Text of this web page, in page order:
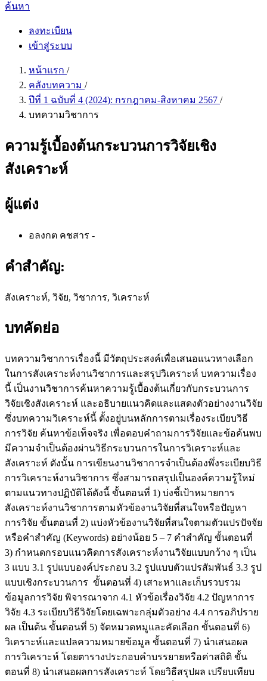
ค้นหา
ลงทะเบียน
เข้าสู่ระบบ
หน้าแรก /
คลังบทความ /
ปีที่ 1 ฉบับที่ 4 (2024): กรกฎาคม-สิงหาคม 2567 /
บทความวิชาการ
ความรู้เบื้องต้นกระบวนการวิจัยเชิง
สังเคราะห์
ผู้แต่ง
อลงกต คชสาร -
คำสำคัญ:
สังเคราะห์, วิจัย, วิชาการ, วิเคราะห์
บทคัดย่อ
บทความวิชาการเรื่องนี้ มีวัตถุประสงค์เพื่อเสนอแนวทางเลือก
ในการสังเคราะห์งานวิชาการและสรุปวิเคราะห์ บทความเรื่อง
นี้ เป็นงานวิชาการค้นหาความรู้เบื้องต้นเกี่ยวกับกระบวนการ
วิจัยเชิงสังเคราะห์ และอธิบายแนวคิดและแสดงตัวอย่างงานวิจัย
ซึ่งบทความวิเคราะห์นี้ ตั้งอยู่บนหลักการตามเรื่องระเบียบวิธี
การวิจัย ค้นหาข้อเท็จจริง เพื่อตอบคำถามการวิจัยและข้อค้นพบ
มีความจำเป็นต้องผ่านวิธีกระบวนการในการวิเคราะห์และ
สังเคราะห์ ดังนั้น การเขียนงานวิชาการจำเป็นต้องพึ่งระเบียบวิธี
การวิเคราะห์งานวิชาการ ซึ่งสามารถสรุปเป็นองค์ความรู้ใหม่
ตามแนวทางปฏิบัติได้ดังนี้ ขั้นตอนที่ 1) บ่งชี้เป้าหมายการ
สังเคราะห์งานวิชาการตามหัวข้องานวิจัยที่สนใจหรือปัญหา
การวิจัย ขั้นตอนที่ 2) แบ่งหัวข้องานวิจัยที่สนใจตามตัวแปรปัจจัย
หรือคำสำคัญ (Keywords) อย่างน้อย 5 – 7 คำสำคัญ ขั้นตอนที่
3) กำหนดกรอบแนวคิดการสังเคราะห์งานวิจัยแบบกว้าง ๆ เป็น
3 แบบ 3.1 รูปแบบองค์ประกอบ 3.2 รูปแบบตัวแปรสัมพันธ์ 3.3 รูป
แบบเชิงกระบวนการ ขั้นตอนที่ 4) เสาะหาและเก็บรวบรวม
ข้อมูลการวิจัย พิจารณาจาก 4.1 หัวข้อเรื่องวิจัย 4.2 ปัญหาการ
วิจัย 4.3 ระเบียบวิธีวิจัยโดยเฉพาะกลุ่มตัวอย่าง 4.4 การอภิปราย
ผล เป็นต้น ขั้นตอนที่ 5) จัดหมวดหมูและคัดเลือก ขั้นตอนที่ 6)
วิเคราะห์และแปลความหมายข้อมูล ขั้นตอนที่ 7) นำเสนอผล
การวิเคราะห์ โดยตารางประกอบคำบรรยายหรือค่าสถิติ ขั้น
ตอนที่ 8) นำเสนอผลการสังเคราะห์ โดยวิธีสรุปผล เปรียบเทียบ